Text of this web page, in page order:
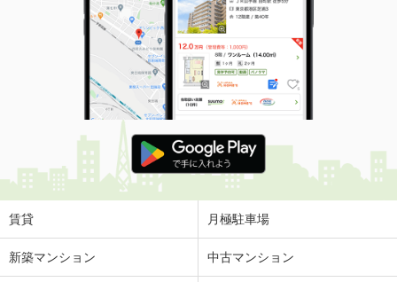
賃貸 月極駐車場
新築マンション 中古マンション